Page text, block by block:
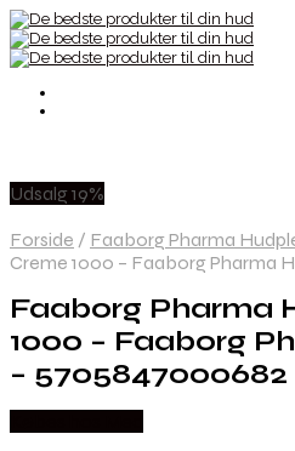
Udsalg 19%
Forside / Faaborg Pharma
Creme 1000 – Faaborg Pharma
Faaborg Pharma
1000 – Faaborg
– 5705847000682